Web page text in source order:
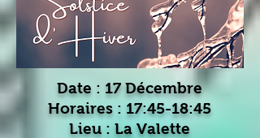
Date : 17 Décembre
Horaires : 17:45-18:45
Lieu : La Valette